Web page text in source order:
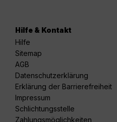
Hilfe & Kontakt
Hilfe
Sitemap
AGB
Datenschutzerklärung
Erklärung der Barrierefreiheit
Impressum
Schlichtungsstelle
Zahlungsmöglichkeiten